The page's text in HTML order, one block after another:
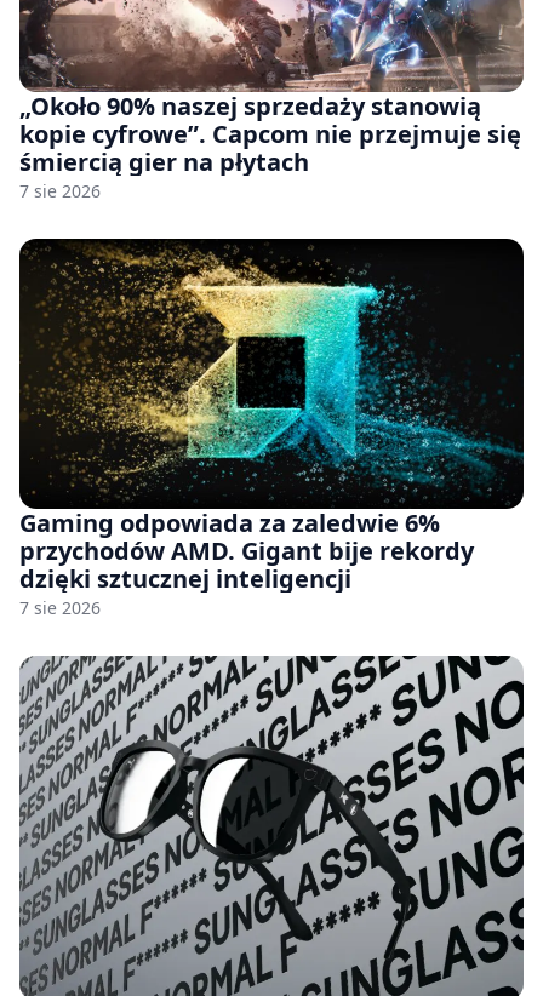
„Około 90% naszej sprzedaży stanowią
kopie cyfrowe”. Capcom nie przejmuje się
śmiercią gier na płytach
7 sie 2026
Gaming odpowiada za zaledwie 6%
przychodów AMD. Gigant bije rekordy
dzięki sztucznej inteligencji
7 sie 2026